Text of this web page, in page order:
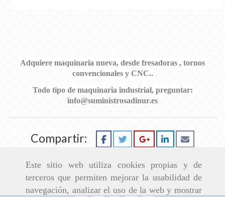
Este sitio web utiliza cookies propias y de
terceros que permiten mejorar la usabilidad de
navegación, analizar el uso de la web y mostrar
Adquiere maquinaria nueva, desde fresadoras , tornos
convencionales y CNC..
Todo tipo de maquinaria industrial, preguntar:
info@suministrosadinur.es
Compartir: